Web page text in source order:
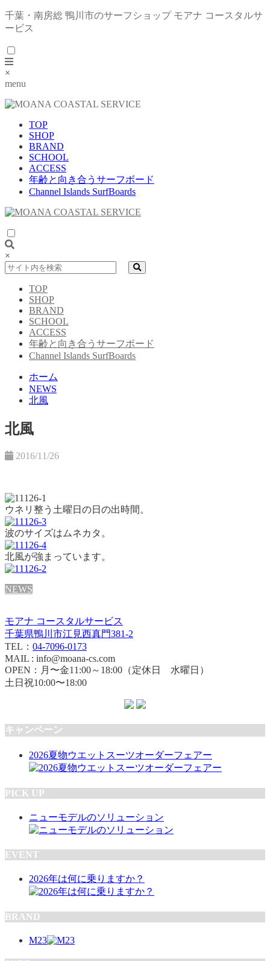
千葉・南房総 鴨川市のサーフショップ モアナ コースタルサ
ービス
×
menu
TOP
SHOP
BRAND
SCHOOL
ACCESS
年齢と向き合うサーフボード
Channel Islands SurfBoards
×
TOP
SHOP
BRAND
SCHOOL
ACCESS
年齢と向き合うサーフボード
Channel Islands SurfBoards
ホーム
NEWS
北風
北風
2016/11/26
ウネリ整う土曜日の日の出時間。
波のサイズはムネカタ。
北風が強まっています。
NEWS
モアナ コースタルサービス
千葉県鴨川市江見西真門381-2
TEL： 04-7096-0173
MAIL : info@moana-cs.com
OPEN：月〜金11:00～18:00（定休日 水曜日）
土日祝10:00〜18:00
キャンペーン
2026夏物ウエットスーツオーダーフェアー
PICK UP
ニューモデルのソリューション
EVENT
2026年は何に乗りますか？
BRAND
M23